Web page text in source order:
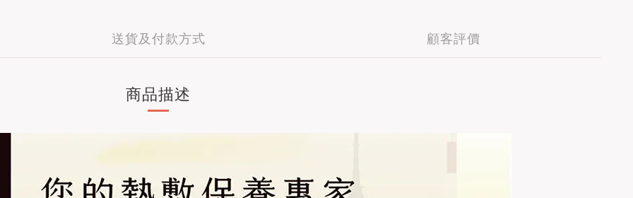
送貨及付款方式 顧客評價
商品描述